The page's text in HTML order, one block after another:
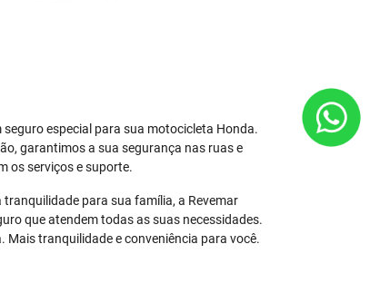
especial para sua motocicleta Honda.
garantimos a sua segurança nas ruas e
os serviços e suporte.
para sua família, a Revemar
que atendem todas as suas necessidades.
tranquilidade e conveniência para você.